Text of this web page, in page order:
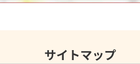
サイトマップ